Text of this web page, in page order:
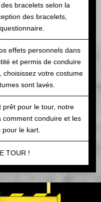
bracelets selon la
des bracelets,
effets personnels dans
et permis de conduire
choisissez votre costume
sont lavés.
prêt pour le tour, notre
comment conduire et les
le kart.
TOUR !